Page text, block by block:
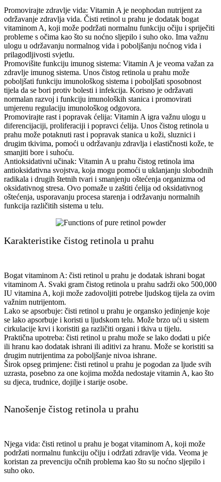
Promovirajte zdravlje vida: Vitamin A je neophodan nutrijent za
održavanje zdravlja vida. Čisti retinol u prahu je dodatak bogat
vitaminom A, koji može podržati normalnu funkciju očiju i spriječiti
probleme s očima kao što su noćno sljepilo i suho oko. Ima važnu
ulogu u održavanju normalnog vida i poboljšanju noćnog vida i
prilagodljivosti svjetlu.
Promovišite funkciju imunog sistema: Vitamin A je veoma važan za
zdravlje imunog sistema. Unos čistog retinola u prahu može
poboljšati funkciju imunološkog sistema i poboljšati sposobnost
tijela da se bori protiv bolesti i infekcija. Korisno je održavati
normalan razvoj i funkciju imunoloških stanica i promovirati
umjerenu regulaciju imunološkog odgovora.
Promovirajte rast i popravak ćelija: Vitamin A igra važnu ulogu u
diferencijaciji, proliferaciji i popravci ćelija. Unos čistog retinola u
prahu može potaknuti rast i popravak stanica u koži, sluznici i
drugim tkivima, pomoći u održavanju zdravlja i elastičnosti kože, te
smanjiti bore i suhoću.
Antioksidativni učinak: Vitamin A u prahu čistog retinola ima
antioksidativna svojstva, koja mogu pomoći u uklanjanju slobodnih
radikala i drugih štetnih tvari i smanjenju oštećenja organizma od
oksidativnog stresa. Ovo pomaže u zaštiti ćelija od oksidativnog
oštećenja, usporavanju procesa starenja i održavanju normalnih
funkcija različitih sistema u telu.
Karakteristike čistog retinola u prahu
Bogat vitaminom A: čisti retinol u prahu je dodatak ishrani bogat
vitaminom A. Svaki gram čistog retinola u prahu sadrži oko 500,000
IU vitamina A, koji može zadovoljiti potrebe ljudskog tijela za ovim
važnim nutrijentom.
Lako se apsorbuje: čisti retinol u prahu je organsko jedinjenje koje
se lako apsorbuje i koristi u ljudskom telu. Može brzo ući u sistem
cirkulacije krvi i koristiti ga različiti organi i tkiva u tijelu.
Praktična upotreba: čisti retinol u prahu može se lako dodati u piće
ili hranu kao dodatak ishrani ili aditivi za hranu. Može se koristiti sa
drugim nutrijentima za poboljšanje nivoa ishrane.
Širok opseg primjene: čisti retinol u prahu je pogodan za ljude svih
uzrasta, posebno za one kojima možda nedostaje vitamin A, kao što
su djeca, trudnice, dojilje i starije osobe.
Nanošenje čistog retinola u prahu
Njega vida: čisti retinol u prahu je bogat vitaminom A, koji može
podržati normalnu funkciju očiju i održati zdravlje vida. Veoma je
koristan za prevenciju očnih problema kao što su noćno sljepilo i
suho oko.